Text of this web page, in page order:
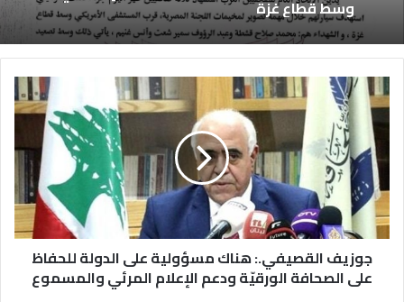
وسط قطاع غزة
جوزيف القصيفي.: هناك مسؤولية على الدولة للحفاظ
على الصحافة الورقيّة ودعم الإعلام المرئي والمسموع